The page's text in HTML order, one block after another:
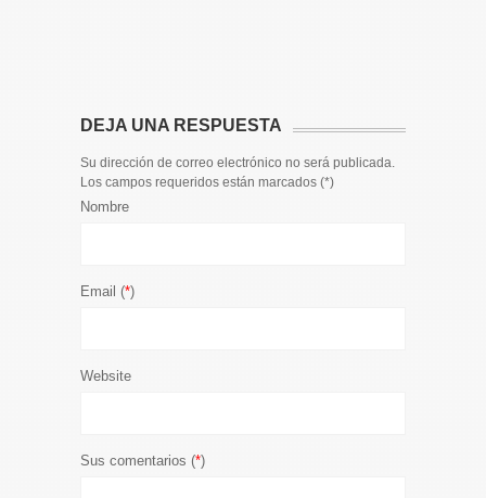
DEJA UNA RESPUESTA
Su dirección de correo electrónico no será publicada.
Los campos requeridos están marcados (*)
Nombre
Email (*)
Website
Sus comentarios (*)